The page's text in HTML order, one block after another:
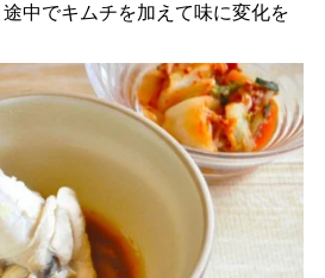
中でキムチを加えて味に変化を